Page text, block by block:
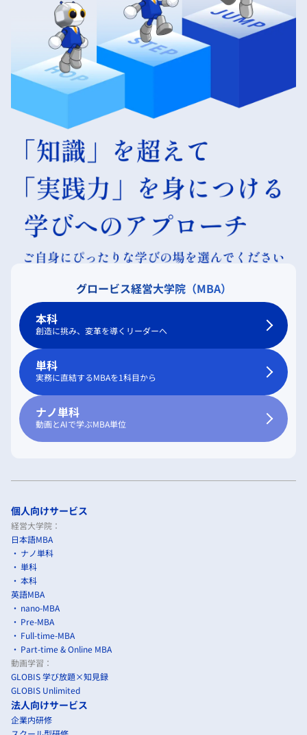
グロービス経営大学院（MBA）
本科
創造に挑み、変革を導くリーダーへ
単科
実務に直結するMBAを1科目から
ナノ単科
動画とAIで学ぶMBA単位
個人向けサービス
経営大学院：
日本語MBA
ナノ単科
単科
本科
英語MBA
nano-MBA
Pre-MBA
Full-time-MBA
Part-time & Online MBA
動画学習：
GLOBIS 学び放題×知見録
GLOBIS Unlimited
法人向けサービス
企業内研修